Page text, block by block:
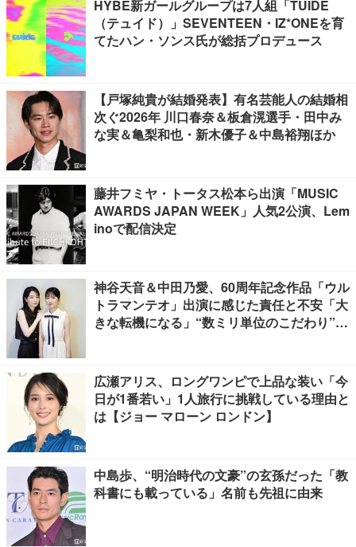
HYBE新ガールグループは7人組「TUIDE
（テュイド）」SEVENTEEN・IZ*ONEを育
てたハン・ソンス氏が総括プロデュース
【戸塚純貴が結婚発表】有名芸能人の結婚相
次ぐ2026年 川口春奈＆板倉滉選手・田中み
な実＆亀梨和也・新木優子＆中島裕翔ほか
藤井フミヤ・トータス松本ら出演「MUSIC
AWARDS JAPAN WEEK」人気2公演、Lem
inoで配信決定
神谷天音＆中田乃愛、60周年記念作品「ウル
トラマンテオ」出演に感じた責任と不安「大
きな転機になる」“数ミリ単位のこだわり”特
広瀬アリス、ロングワンピで上品な装い「今
日が1番若い」1人旅行に挑戦している理由と
は【ジョー マローン ロンドン】
中島歩、“明治時代の文豪”の玄孫だった「教
科書にも載っている」名前も先祖に由来